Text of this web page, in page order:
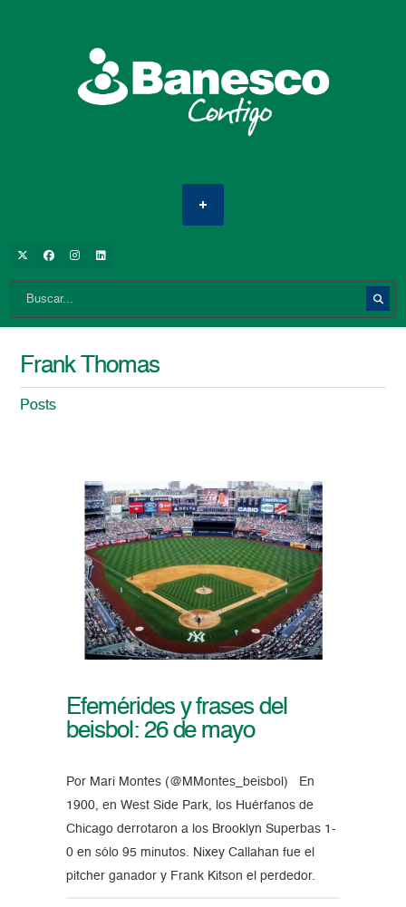
Frank Thomas
Posts
Efemérides y frases del
beisbol: 26 de mayo
Por Mari Montes (@MMontes_beisbol) En
1900, en West Side Park, los Huérfanos de
Chicago derrotaron a los Brooklyn Superbas 1-
0 en sólo 95 minutos. Nixey Callahan fue el
pitcher ganador y Frank Kitson el perdedor.